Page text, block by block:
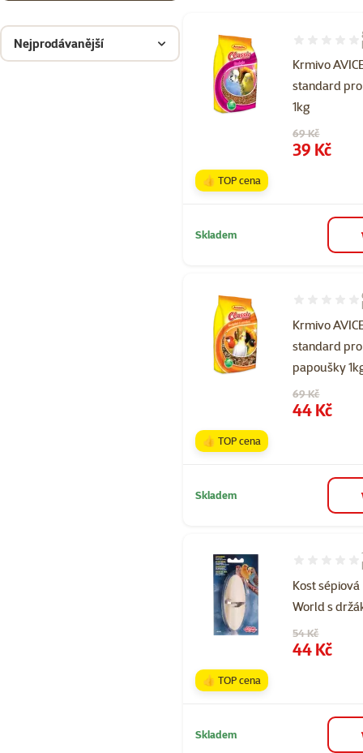
Nejprodávanější
Krmivo
standard
1kg
Hodnocení
Původní cena
69 Kč
Cena
39 Kč
👍 TOP cena
Skladem
Krmivo
standard
papoušky
Hodnocení
Původní cena
69 Kč
Cena
44 Kč
👍 TOP cena
Skladem
Kost sépiová
World s
Hodnocení
Původní cena
54 Kč
Cena
44 Kč
👍 TOP cena
Skladem